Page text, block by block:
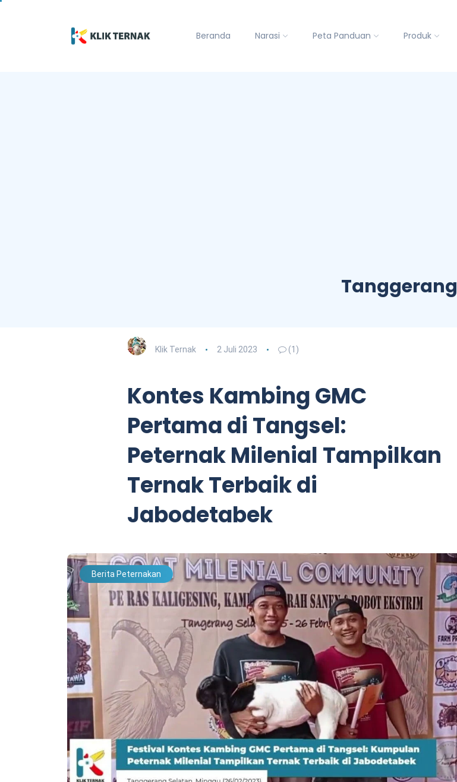
Beranda Narasi Peta Panduan Produk
Tanggerang
Klik Ternak 2 Juli 2023 (1)
Kontes Kambing GMC
Pertama di Tangsel:
Peternak Milenial Tampilkan
Ternak Terbaik di
Jabodetabek
Berita Peternakan